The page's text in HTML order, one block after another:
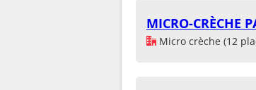
MICRO-CRÈCHE
Micro crèche (12